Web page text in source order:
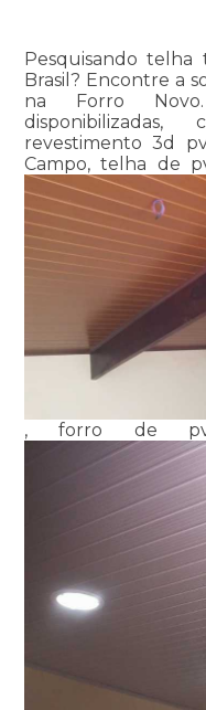
Pesquisando telha
Brasil? Encontre a
na Forro
revestimento 3d
Campo, telha de
, forro de